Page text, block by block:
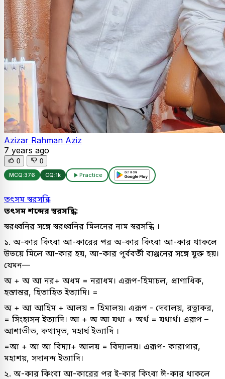
Azizar Rahman Aziz
7 years ago
0 0
MCQ:376 CQ:1k Practice
তৎসম স্বরসন্ধি
তৎসম শব্দের স্বরসন্ধি:
স্বরধ্বনির সঙ্গে স্বরধ্বনির মিলনের নাম স্বরসন্ধি ।
১. অ-কার কিংবা আ-কারের পর অ-কার কিংবা আ-কার থাকলে
উভয়ে মিলে আ-কার হয়, আ-কার পূর্ববর্তী ব্যঞ্জনের সঙ্গে যুক্ত হয়।
যেমন—
অ + অ আ নর+ অধম = নরাধম। এরূপ-হিমাচল, প্রাণাধিক,
হস্তান্তর, হিতাহিত ইত্যাদি। =
অ + আ আহিম + আলয় = হিমালয়। এরূপ - দেবালয়, রত্নাকর,
= সিংহাসন ইত্যাদি। আ + অ আ যথা + অর্থ = যথার্থ। এরূপ –
আশাতীত, কথামৃত, মহার্ঘ ইত্যাদি ।
=আ + আ আ বিদ্যা+ আলয় = বিদ্যালয়। এরূপ- কারাগার,
মহাশয়, সদানন্দ ইত্যাদি।
২. অ-কার কিংবা আ-কারের পর ই-কার কিংবা ঈ-কার থাকলে